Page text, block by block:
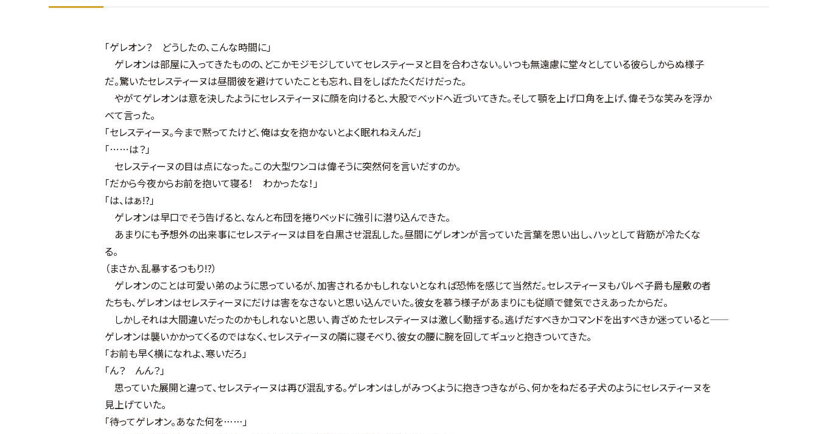
「ゲレオン？ どうしたの、こんな時間に」
ゲレオンは部屋に入ってきたものの、どこかモジモジしていてセレスティーヌと目を合わさない。いつも無遠慮に堂々としている彼らしからぬ様子
だ。驚いたセレスティーヌは昼間彼を避けていたことも忘れ、目をしばたたくだけだった。
やがてゲレオンは意を決したようにセレスティーヌに顔を向けると、大股でベッドへ近づいてきた。そして顎を上げ口角を上げ、偉そうな笑みを浮か
べて言った。
「セレスティーヌ。今まで黙ってたけど、俺は女を抱かないとよく眠れねえんだ」
「……は？」
セレスティーヌの目は点になった。この大型ワンコは偉そうに突然何を言いだすのか。
「だから今夜からお前を抱いて寝る！ わかったな！」
「は、はぁ!?」
ゲレオンは早口でそう告げると、なんと布団を捲りベッドに強引に潜り込んできた。
あまりにも予想外の出来事にセレスティーヌは目を白黒させ混乱した。昼間にゲレオンが言っていた言葉を思い出し、ハッとして背筋が冷たくな
る。
（まさか、乱暴するつもり!?）
ゲレオンのことは可愛い弟のように思っているが、加害されるかもしれないとなれば恐怖を感じて当然だ。セレスティーヌもバルベ子爵も屋敷の者
たちも、ゲレオンはセレスティーヌにだけは害をなさないと思い込んでいた。彼女を慕う様子があまりにも従順で健気でさえあったからだ。
しかしそれは大間違いだったのかもしれないと思い、青ざめたセレスティーヌは激しく動揺する。逃げだすべきかコマンドを出すべきか迷っていると――
ゲレオンは襲いかかってくるのではなく、セレスティーヌの隣に寝そべり、彼女の腰に腕を回してギュッと抱きついてきた。
「お前も早く横になれよ、寒いだろ」
「ん？ んん？」
思っていた展開と違って、セレスティーヌは再び混乱する。ゲレオンはしがみつくように抱きつきながら、何かをねだる子犬のようにセレスティーヌを
見上げていた。
「待ってゲレオン。あなた何を……」